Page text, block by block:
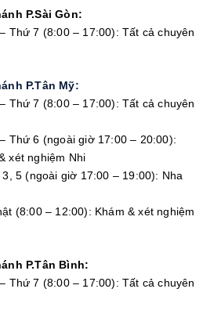
P.Sài Gòn:
Thứ 7 (8:00 – 17:00): Tất cả chuyên
P.Tân Mỹ:
Thứ 7 (8:00 – 17:00): Tất cả chuyên
Thứ 6 (ngoài giờ 17:00 – 20:00):
xét nghiệm Nhi
5 (ngoài giờ 17:00 – 19:00): Nha
(8:00 – 12:00): Khám & xét nghiệm
P.Tân Bình:
Thứ 7 (8:00 – 17:00): Tất cả chuyên